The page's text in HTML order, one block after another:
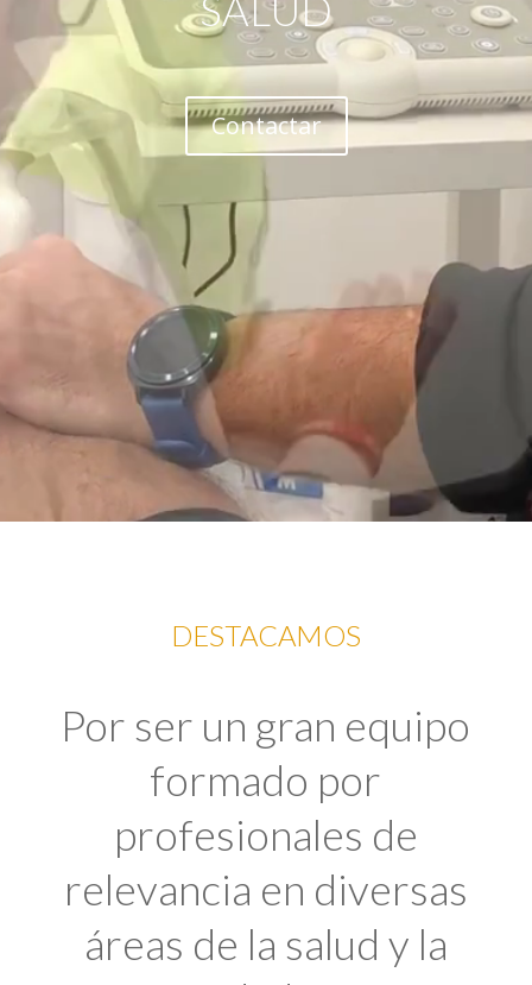
Contactar
DESTACAMOS
Por ser un gran equipo
formado por
profesionales de
relevancia en diversas
áreas de la salud y la